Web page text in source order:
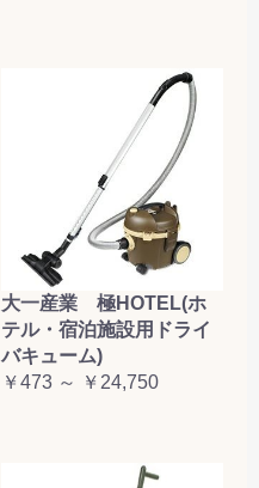
大一産業 極HOTEL(ホ
テル・宿泊施設用ドライ
バキューム)
￥473 ～ ￥24,750